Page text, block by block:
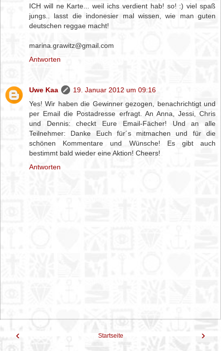
ICH will ne Karte... weil ichs verdient hab! so! :) viel spaß
jungs.. lasst die indonesier mal wissen, wie man guten
deutschen reggae macht!
marina.grawitz@gmail.com
Antworten
Uwe Kaa
19. Januar 2012 um 09:16
Yes! Wir haben die Gewinner gezogen, benachrichtigt und
per Email die Postadresse erfragt. An Anna, Jessi, Chris
und Dennis: checkt Eure Email-Fächer! Und an alle
Teilnehmer: Danke Euch für´s mitmachen und für die
schönen Kommentare und Wünsche! Es gibt auch
bestimmt bald wieder eine Aktion! Cheers!
Antworten
‹ ›
Startseite